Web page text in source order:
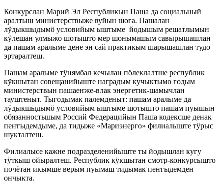
Конкурслан Марий Эл Республикын Паша да социальный
аралтыш министерствыже вуйын шога. Пашалан
лӱдыкшыдымӧ условийым ыштыме йодышым решатлымын
кӱлешан улмыжо шотышто мер шонымашым савырышашлан
да пашам аралыме дене эн сай практикым шарышашлан тудо
эртаралтеш.
Пашам аралыме тӱнямбал кечылан пӧлеклалтше республик
кӱкшытан совещанийыште наградым кучыктымо годым
министерствын пашаеҥже-влак энергетик-шамычлан
тауштеныт. Тыгодымак палемденыт: пашам аралыме да
лӱдыкшыдымӧ условийым ыштыме шотышто пашам пуышын
обязанностьшым Россий Федерацийын Паша кодексше денак
пеҥгыдемдыме, да тидыже «Мариэнерго» филиалыште тӱрыс
шукталтеш.
Филиалысе кажне подразделенийыште ты йодышлан кугу
тӱткыш ойыралтеш. Республик кӱкшытан смотр-конкурсышто
почётан икымше верым пуымаш тидымак пеҥгыдемден
ончыкта.